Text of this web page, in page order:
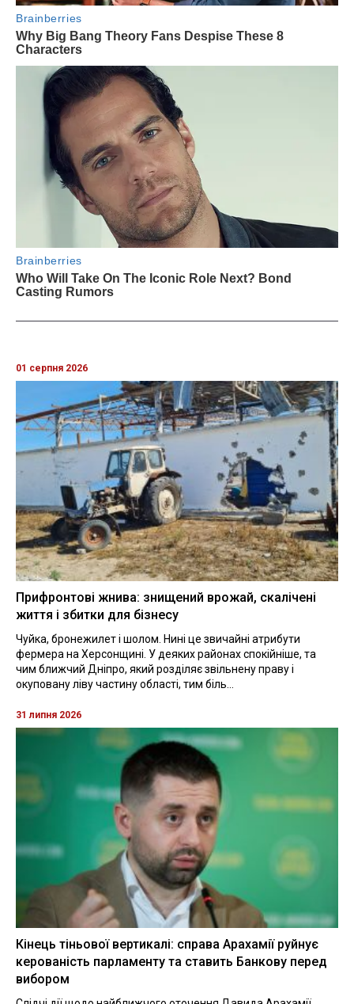
01 серпня 2026
Прифронтові жнива: знищений врожай, скалічені
життя і збитки для бізнесу
Чуйка, бронежилет і шолом. Нині це звичайні атрибути
фермера на Херсонщині. У деяких районах спокійніше, та
чим ближчий Дніпро, який розділяє звільнену праву і
окуповану ліву частину області, тим біль...
31 липня 2026
Кінець тіньової вертикалі: справа Арахамії руйнує
керованість парламенту та ставить Банкову перед
вибором